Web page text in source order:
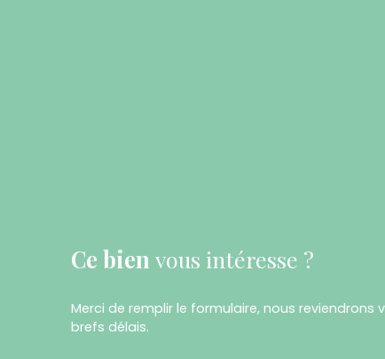
Ce bien vous intéresse ?
Merci de remplir le formulaire, nous reviendrons
brefs délais.